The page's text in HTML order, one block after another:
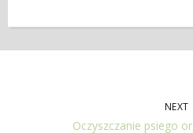
NEXT
Oczyszczanie psiego